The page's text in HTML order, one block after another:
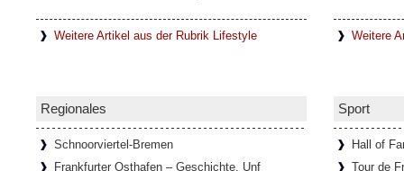
Im Goethe-Haus in Rom läuft eine
Weitere Artikel aus der Rubrik Lifestyle Weitere
Regionales
Schnoorviertel-Bremen
Frankfurter Osthafen – Geschichte, Unf
Sport
Hall of
Tour de